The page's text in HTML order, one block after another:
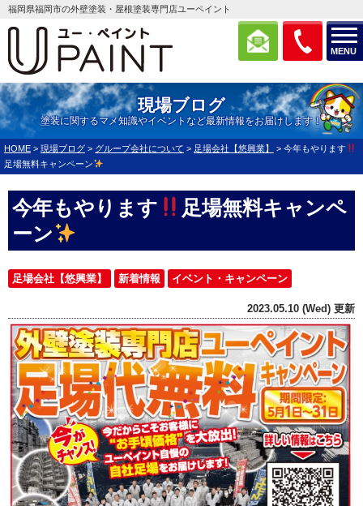
MENU
福岡県福岡市の外壁塗装・屋根塗装専門店ユーペイント
現場ブログ
塗装に関するマメ知識やイベントなど最新情報をお届けします！
HOME > 現場ブログ > グループ会社について > 足場会社【悠興業】 > 今年もやります
足場無料キャンペーン
今年もやります
足場無料キャンペ
ーン
足場会社【悠興業】 新着情報 イベント・キャンペーン
2023.05.10 (Wed) 更新